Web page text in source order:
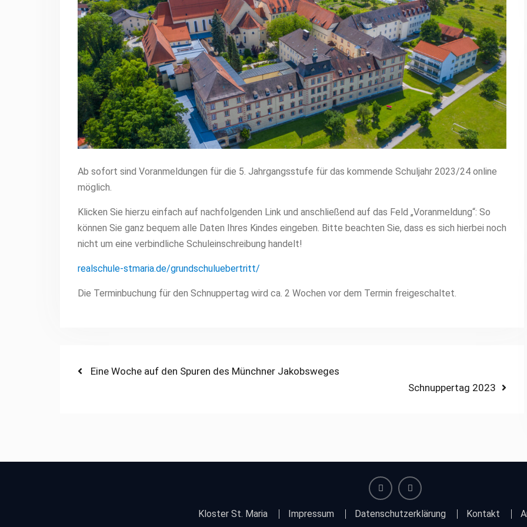
Ab sofort sind Voranmeldungen für die 5. Jahrgangsstufe für das kommende Schuljahr 2023/24 online
möglich.
Klicken Sie hierzu einfach auf nachfolgenden Link und anschließend auf das Feld „Voranmeldung“: So
können Sie ganz bequem alle Daten Ihres Kindes eingeben. Bitte beachten Sie, dass es sich hierbei noch
nicht um eine verbindliche Schuleinschreibung handelt!
realschule-stmaria.de/grundschuluebertritt/
Die Terminbuchung für den Schnuppertag wird ca. 2 Wochen vor dem Termin freigeschaltet.
Beitragsnavigation
Previous
Eine Woche auf den Spuren des Münchner Jakobsweges
Next
Schnuppertag 2023
Kloster St. Maria Impressum Datenschutzerklärung Kontakt